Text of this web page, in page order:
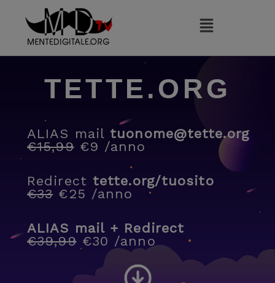
contenuto
TETTE.ORG
ALIAS mail tuonome@tette.org
€15,99€9 /anno
Redirect tette.org/tuosito
€33€25 /anno
ALIAS mail + Redirect
€39,99€30 /anno